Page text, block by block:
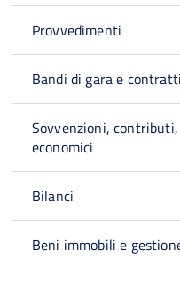
Provvedimenti
Bandi di gara e contratti
Sovvenzioni,
economici
Bilanci
Beni immobili e